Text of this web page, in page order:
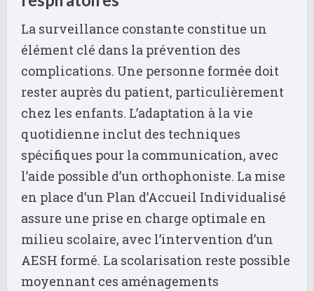
La surveillance constante constitue un
élément clé dans la prévention des
complications. Une personne formée doit
rester auprès du patient, particulièrement
chez les enfants. L’adaptation à la vie
quotidienne inclut des techniques
spécifiques pour la communication, avec
l’aide possible d’un orthophoniste. La mise
en place d’un Plan d’Accueil Individualisé
assure une prise en charge optimale en
milieu scolaire, avec l’intervention d’un
AESH formé. La scolarisation reste possible
moyennant ces aménagements